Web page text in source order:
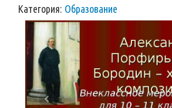
Категория: Образование